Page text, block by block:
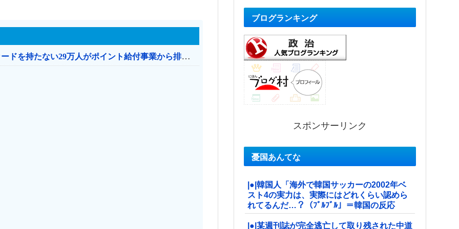
共産党「これは酷い…京都市でマイナンバーカードを持たない29万人がポイント給付事業から排除された」
ブログランキング
スポンサーリンク
憂国あんてな
|●|韓国人「海外で韓国サッカーの2002年ベ
スト4の実力は、実際にはどれくらい認めら
れてるんだ…？（ﾌﾞﾙﾌﾞﾙ」＝韓国の反応
|●|某週刊誌が完全逃亡して取り残された中道